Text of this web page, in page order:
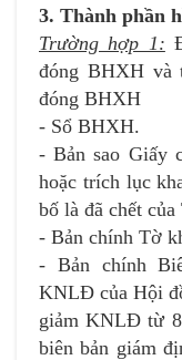
3. Thành phần
Trường hợp 1:
đóng BHXH và
đóng BHXH
- Sổ BHXH.
- Bản sao Giấy
hoặc trích lục
bố là đã chết
- Bản chính Tờ
- Bản chính
KNLĐ của Hội
giảm KNLĐ từ
biên bản giám